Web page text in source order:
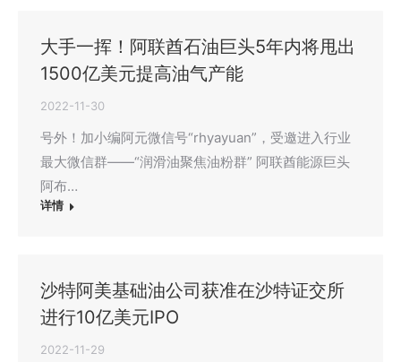
大手一挥！阿联酋石油巨头5年内将甩出
1500亿美元提高油气产能
2022-11-30
号外！加小编阿元微信号“rhyayuan”，受邀进入行业
最大微信群——“润滑油聚焦油粉群” 阿联酋能源巨头
阿布…
详情
沙特阿美基础油公司获准在沙特证交所
进行10亿美元IPO
2022-11-29